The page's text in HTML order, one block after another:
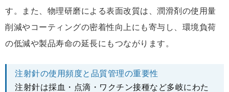
す。また、物理研磨による表面改質は、潤滑剤の使用量
削減やコーティングの密着性向上にも寄与し、環境負荷
の低減や製品寿命の延長にもつながります。
注射針の使用頻度と品質管理の重要性
注射針は採血・点滴・ワクチン接種など多岐にわた